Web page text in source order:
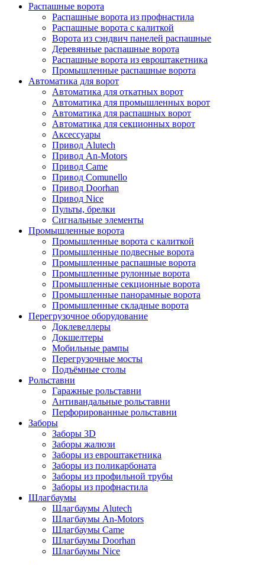
Распашные ворота
Распашные ворота из профнастила
Распашные ворота с калиткой
Ворота из сэндвич панелей распашные
Деревянные распашные ворота
Распашные ворота из евроштакетника
Промышленные распашные ворота
Автоматика для ворот
Автоматика для откатных ворот
Автоматика для промышленных ворот
Автоматика для распашных ворот
Автоматика для секционных ворот
Аксессуары
Привод Alutech
Привод An-Motors
Привод Came
Привод Comunello
Привод Doorhan
Привод Nice
Пульты, брелки
Сигнальные элементы
Промышленные ворота
Промышленные ворота с калиткой
Промышленные подвесные ворота
Промышленные распашные ворота
Промышленные рулонные ворота
Промышленные секционные ворота
Промышленные панорамные ворота
Промышленные складные ворота
Перегрузочное оборудование
Доклевеллеры
Докшелтеры
Мобильные рампы
Перегрузочные мосты
Подъёмные столы
Рольставни
Гаражные рольставни
Антивандальные рольставни
Перфорированные рольставни
Заборы
Заборы 3D
Заборы жалюзи
Заборы из евроштакетника
Заборы из поликарбоната
Заборы из профильной трубы
Заборы из профнастила
Шлагбаумы
Шлагбаумы Alutech
Шлагбаумы An-Motors
Шлагбаумы Came
Шлагбаумы Doorhan
Шлагбаумы Nice